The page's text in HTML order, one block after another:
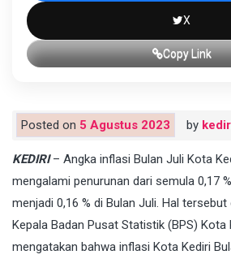
X
Copy Link
Posted on 5 Agustus 2023 by
KEDIRI– Angka inflasi Bulan Juli Kota
mengalami penurunan dari semula 0,17
menjadi 0,16 % di Bulan Juli. Hal
Kepala Badan Pusat Statistik (BPS) Kota
mengatakan bahwa inflasi Kota Kediri